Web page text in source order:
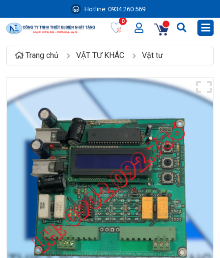
Hotline: 0934.260.569
0
Trang chủ VẬT TƯ KHÁC Vật tư